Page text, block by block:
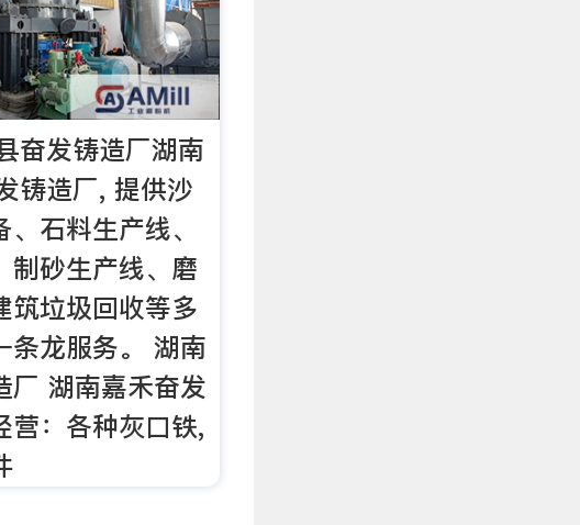
奋发铸造厂湖南
铸造厂, 提供沙
石料生产线、
制砂生产线、磨
筑垃圾回收等多
条龙服务。 湖南
厂 湖南嘉禾奋发
营：各种灰口铁,